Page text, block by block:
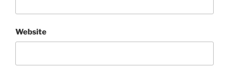
Website